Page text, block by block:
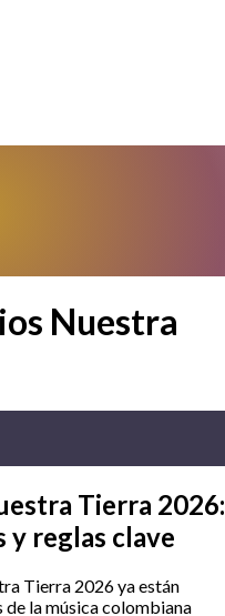
Nuestra
Tierra 2026:
y reglas clave
Tierra 2026 ya están
la música colombiana